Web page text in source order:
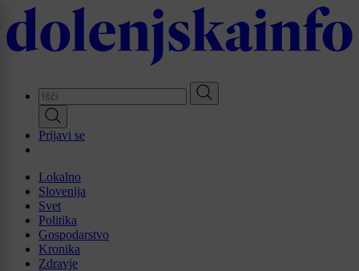
Skip
to
main
Prijavi se
Lokalno
Slovenija
Svet
Politika
Gospodarstvo
Kronika
Zdravje